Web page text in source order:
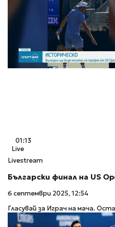
01:13
Live
Livestream
Български финал на US
6 септември 2025, 12:54
Гласувай за Играч на мача.